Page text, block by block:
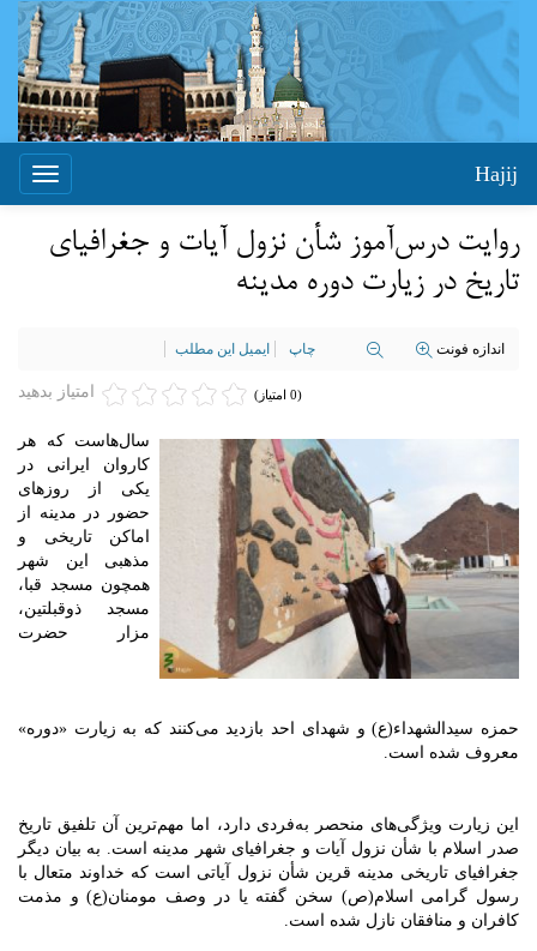
Toggle
Hajij
روایت درس‌آموز شأن نزول آیات و جغرافیای
تاریخ در زیارت دوره مدینه
اندازه فونت چاپ ایمیل این مطلب
امتیاز بدهید (0 امتیاز)
سال‌هاست که هر
کاروان ایرانی در
یکی از روزهای
حضور در مدینه از
اماکن تاریخی و
مذهبی این شهر
همچون مسجد قبا،
مسجد ذوقبلتین،
مزار حضرت
حمزه سیدالشهداء(ع) و شهدای احد بازدید می‌کنند که به زیارت «دوره»
معروف شده است.
این زیارت ویژگی‌های منحصر به‌فردی دارد، اما مهم‌ترین آن تلفیق تاریخ
صدر اسلام با شأن نزول آیات و جغرافیای شهر مدینه است. به بیان دیگر
جغرافیای تاریخی مدینه قرین شأن نزول آیاتی است که خداوند متعال با
رسول گرامی اسلام(ص) سخن گفته یا در وصف مومنان(ع) و مذمت
کافران و منافقان نازل شده است.